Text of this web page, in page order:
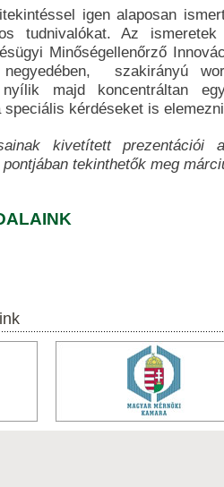
igen alaposan
tudnivalókat. Az ismeretek
Minőségellenőrző
szakirányú
majd koncentráltan
kérdéseket is
kivetített prezentációi
tekinthetők meg